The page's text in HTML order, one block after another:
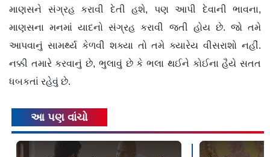
માણસને સંગ્રહ કરાવી દેતી હશે, પણ આપી દેવાની ભાવના,
માણસના મનમાં યાદનો સંગ્રહ કરાવી જતી હોય છે. જો તમે
આપવાનું સામર્થ્ય કેળવી શક્યા તો તમે ક્યારેય વીસરાશો નહીં.
નક્કી તમારે કરવાનું છે, ભુલાવું છે કે ભલા થઈને કોઈના હૈયે સતત
ધબકતાં રહેવું છે.
આ પણ વાંચો